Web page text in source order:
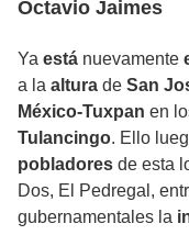
Octavio Jaimes
Ya está nuevamente
a la altura de San
México-Tuxpan en
Tulancingo. Ello
pobladores de esta
Dos, El Pedregal,
gubernamentales la